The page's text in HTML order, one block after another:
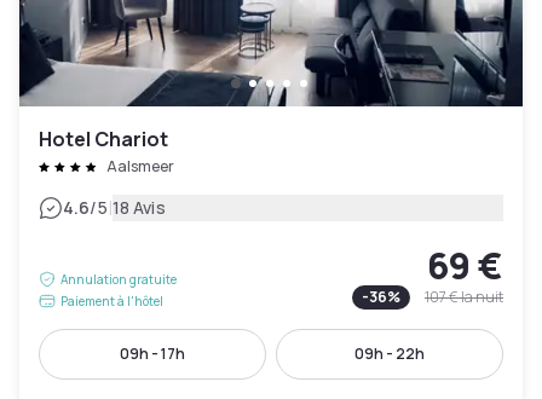
Hotel Chariot
Aalsmeer
4.6/5|18 Avis
Annulation gratuite
Paiement à l'hôtel
69 €
-36% 107 €la nuit
09h - 17h 09h - 22h